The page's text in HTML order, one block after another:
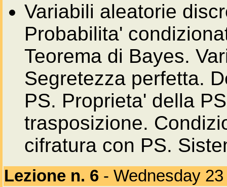
Variabili aleatorie
Probabilita'
Teorema di Bayes.
Segretezza perfetta.
PS. Proprieta' della
trasposizione.
cifratura con PS.
Lezione n. 6 - Wednesday